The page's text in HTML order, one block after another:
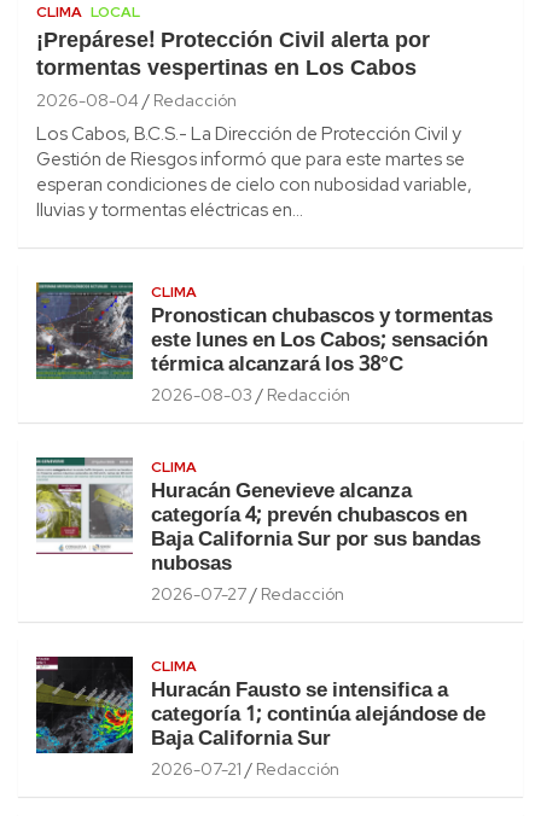
CLIMA LOCAL
¡Prepárese! Protección Civil alerta por
tormentas vespertinas en Los Cabos
2026-08-04 Redacción
Los Cabos, B.C.S.- La Dirección de Protección Civil y
Gestión de Riesgos informó que para este martes se
esperan condiciones de cielo con nubosidad variable,
lluvias y tormentas eléctricas en…
CLIMA
Pronostican chubascos y tormentas
este lunes en Los Cabos; sensación
térmica alcanzará los 38°C
2026-08-03 Redacción
CLIMA
Huracán Genevieve alcanza
categoría 4; prevén chubascos en
Baja California Sur por sus bandas
nubosas
2026-07-27 Redacción
CLIMA
Huracán Fausto se intensifica a
categoría 1; continúa alejándose de
Baja California Sur
2026-07-21 Redacción